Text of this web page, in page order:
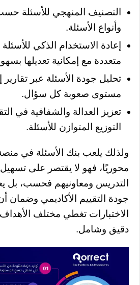
التصنيف المنهجي للأسئلة
وأنواع الأسئلة.
إعادة الاستخدام الذكي
متعددة مع إمكانية تعديلها
تحليل جودة الأسئلة عبر تقارير
مستوى صعوبة كل سؤال.
تعزيز العدالة والشفافية في
التوزيع المتوازن للأسئلة.
ولذلك يلعب بنك الأسئلة في
محوريًا، فهو لا يقتصر على
التدريس ومعاونيهم فحسب، بل
جودة التقييم الأكاديمي وضمان
الاختبارات تغطي مختلف
دقيق وشامل.